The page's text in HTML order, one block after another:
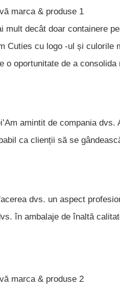
mult decât doar containere
Cuties cu logo -ul și culorile
o oportunitate de a
amintit de compania
ca clienții să se
dvs. un aspect
în ambalaje de înaltă